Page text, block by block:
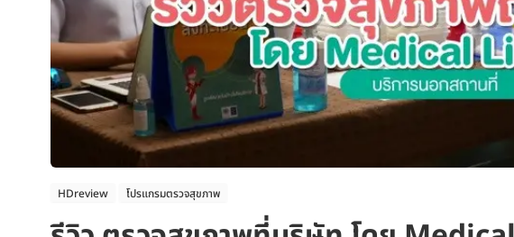
HDreview โปรแกรมตรวจสุขภาพ